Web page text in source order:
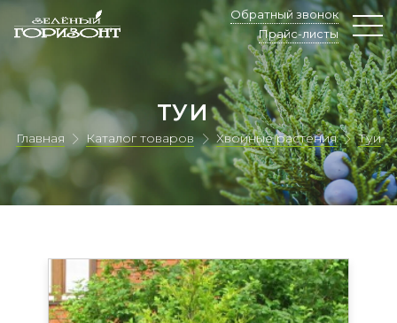
Обратный звонок
Прайс-листы
ТУИ
Главная Каталог товаров Хвойные растения Туи